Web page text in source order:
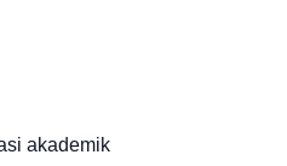
akademik